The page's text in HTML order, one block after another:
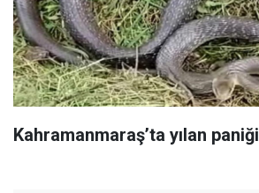
Kahramanmaraş’ta yılan paniği